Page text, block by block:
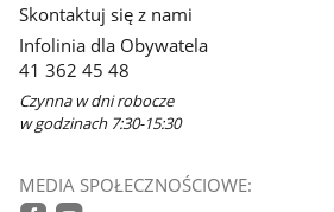
nowym
oknie
Skontaktuj się z nami
Infolinia dla Obywatela
41 362 45 48
Czynna w dni robocze
w godzinach 7:30-15:30
MEDIA SPOŁECZNOŚCIOWE: